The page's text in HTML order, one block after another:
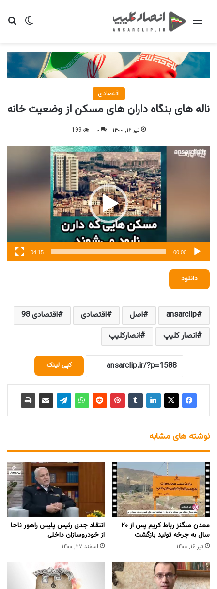
تغییر منو
اقتصادی
ناله های بنگاه داران های مسکن از وضعیت خانه
تیر ۱۶, ۱۴۰۰ ۰ 199
نمایشگر
ویدیو
00:00
04:15
دانلود
ansarclip اصل اقتصادی
اقتصادی 98
انصار کلیپ
انصارکلیپ
کپی لینک
نوشته های مشابه
معدن منگنز رباط کریم پس از ۲۰
سال به چرخه تولید بازگشت
تیر ۱۶, ۱۴۰۰
انتقاد جدی رئیس پلیس راهور ناجا
از خودروسازان داخلی
اسفند ۲۷, ۱۴۰۰